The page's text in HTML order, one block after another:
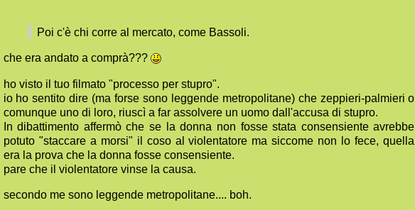
Poi c'è chi corre al mercato, come Bassoli.
che era andato a comprà???
ho visto il tuo filmato "processo per stupro".
io ho sentito dire (ma forse sono leggende metropolitane) che zeppieri-palmieri o
comunque uno di loro, riuscì a far assolvere un uomo dall'accusa di stupro.
In dibattimento affermò che se la donna non fosse stata consensiente avrebbe
potuto "staccare a morsi" il coso al violentatore ma siccome non lo fece, quella
era la prova che la donna fosse consensiente.
pare che il violentatore vinse la causa.
secondo me sono leggende metropolitane.... boh.